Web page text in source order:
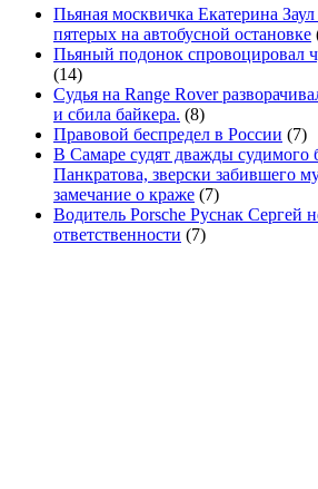
Пьяная москвичка Екатерина Заул
пятерых на автобусной остановке
Пьяный подонок спровоцировал
(14)
Судья на Range Rover
и сбила байкера. (8)
Правовой беспредел в России (7)
В Самаре судят дважды судимого
Панкратова, зверски забившего
замечание о краже (7)
Водитель Porsche Руснак Сергей
ответственности (7)